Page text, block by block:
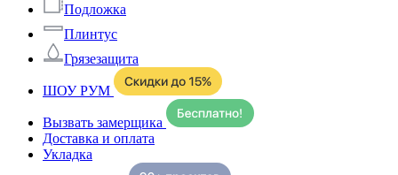
Подложка
Плинтус
Грязезащита
ШОУ РУМ
Вызвать замерщика
Доставка и оплата
Укладка